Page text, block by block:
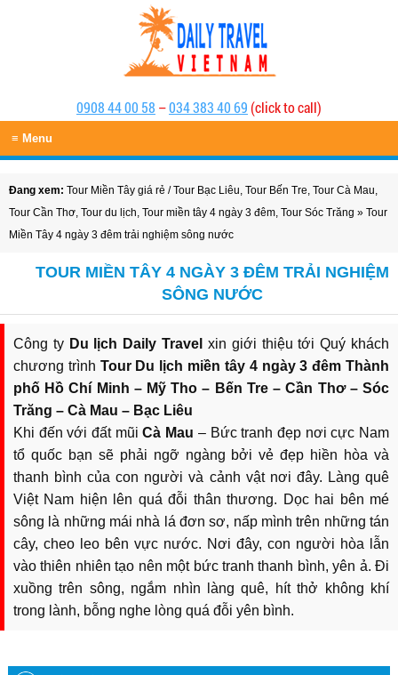
0908 44 00 58 –034 383 40 69 (click to call)
≡ Menu
Đang xem: Tour Miền Tây giá rẻ /Tour Bạc Liêu, Tour Bến Tre, Tour Cà Mau,
Tour Cần Thơ, Tour du lịch, Tour miền tây 4 ngày 3 đêm, Tour Sóc Trăng » Tour
Miền Tây 4 ngày 3 đêm trải nghiệm sông nước
TOUR MIỀN TÂY 4 NGÀY 3 ĐÊM TRẢI NGHIỆM
SÔNG NƯỚC
Công tyDu lịch Daily Travel xin giới thiệu tới Quý khách
chương trình Tour Du lịch miền tây 4 ngày 3 đêm Thành
phố Hồ Chí Minh – Mỹ Tho – Bến Tre – Cần Thơ – Sóc
Trăng – Cà Mau – Bạc Liêu
Khi đến với đất mũiCà Mau – Bức tranh đẹp nơi cực Nam
tổ quốc bạn sẽ phải ngỡ ngàng bởi vẻ đẹp hiền hòa và
thanh bình của con người và cảnh vật nơi đây. Làng quê
Việt Nam hiện lên quá đỗi thân thương. Dọc hai bên mé
sông là những mái nhà lá đơn sơ, nấp mình trên những tán
cây, cheo leo bên vực nước. Nơi đây, con người hòa lẫn
vào thiên nhiên tạo nên một bức tranh thanh bình, yên ả. Đi
xuồng trên sông, ngắm nhìn làng quê, hít thở không khí
trong lành, bỗng nghe lòng quá đỗi yên bình.